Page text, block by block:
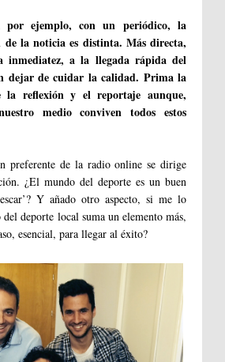
por ejemplo, con un periódico, la
de la noticia es distinta. Más directa,
inmediatez, a la llegada rápida del
dejar de cuidar la calidad. Prima la
la reflexión y el reportaje aunque,
medio conviven todos estos
preferente de la radio online se dirige
¿El mundo del deporte es un buen
Y añado otro aspecto, si me lo
deporte local suma un elemento más,
esencial, para llegar al éxito?